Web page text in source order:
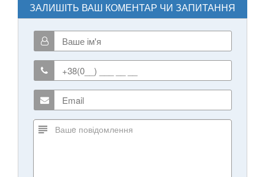
ЗАЛИШІТЬ ВАШ КОМЕНТАР ЧИ ЗАПИТАННЯ